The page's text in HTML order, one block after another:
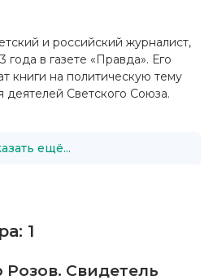
и российский журналист,
года в газете «Правда». Его
книги на политическую тему
Светского Союза.
ещё...
1
Розов. Свидетель